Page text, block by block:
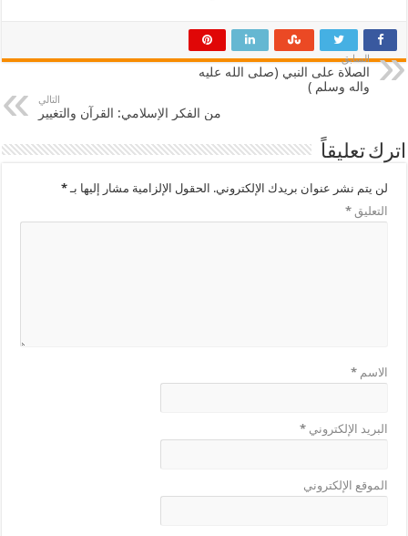
السابق
الصلاة على النبي (صلى الله عليه
واله وسلم )
التالي
من الفكر الإسلامي: القرآن والتغيير
اترك تعليقاً
لن يتم نشر عنوان بريدك الإلكتروني. الحقول الإلزامية مشار إليها بـ*
التعليق*
الاسم*
البريد الإلكتروني*
الموقع الإلكتروني